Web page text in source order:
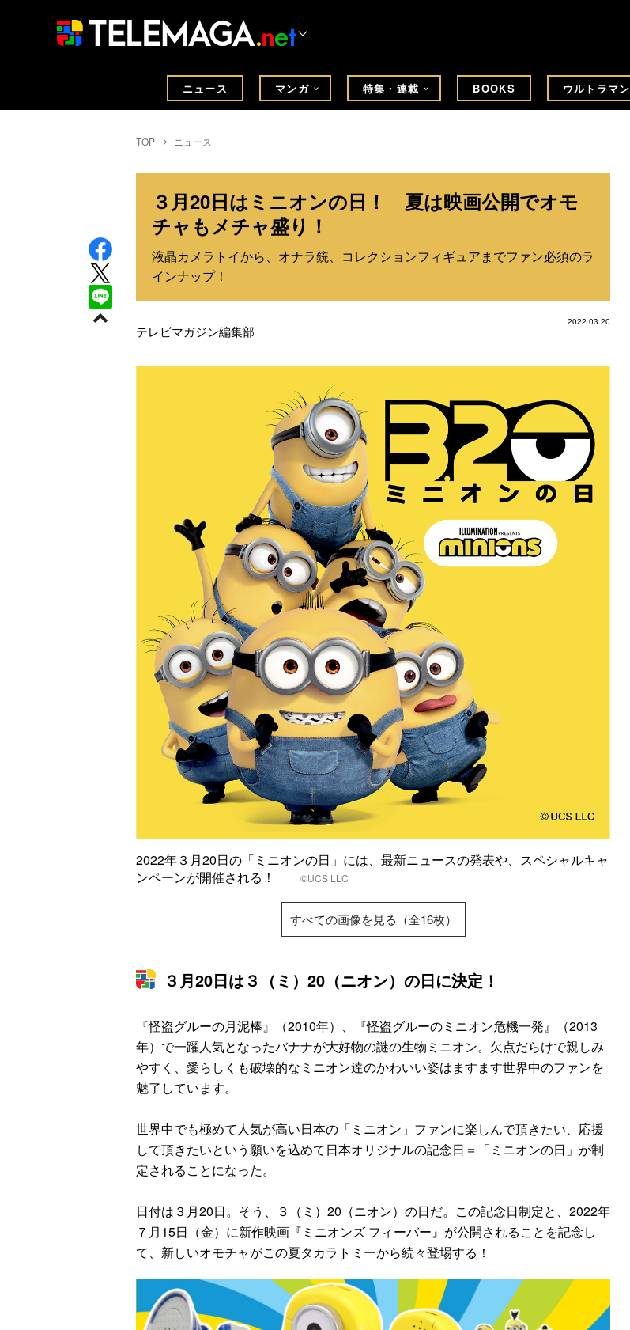
ニュース マンガ 特集・連載 BOOKS ウルトラマン
TOP ニュース
３月20日はミニオンの日！ 夏は映画公開でオモ
チャもメチャ盛り！
液晶カメラトイから、オナラ銃、コレクションフィギュアまでファン必須のラ
インナップ！
2022.03.20
テレビマガジン編集部
2022年３月20日の「ミニオンの日」には、最新ニュースの発表や、スペシャルキャ
ンペーンが開催される！
©UCS LLC
すべての画像を見る（全16枚）
３月20日は３（ミ）20（ニオン）の日に決定！
『怪盗グルーの月泥棒』（2010年）、『怪盗グルーのミニオン危機一発』（2013
年）で一躍人気となったバナナが大好物の謎の生物ミニオン。欠点だらけで親しみ
やすく、愛らしくも破壊的なミニオン達のかわいい姿はますます世界中のファンを
魅了しています。
世界中でも極めて人気が高い日本の「ミニオン」ファンに楽しんで頂きたい、応援
して頂きたいという願いを込めて日本オリジナルの記念日＝「ミニオンの日」が制
定されることになった。
日付は３月20日。そう、３（ミ）20（ニオン）の日だ。この記念日制定と、2022年
７月15日（金）に新作映画『ミニオンズ フィーバー』が公開されることを記念し
て、新しいオモチャがこの夏タカラトミーから続々登場する！